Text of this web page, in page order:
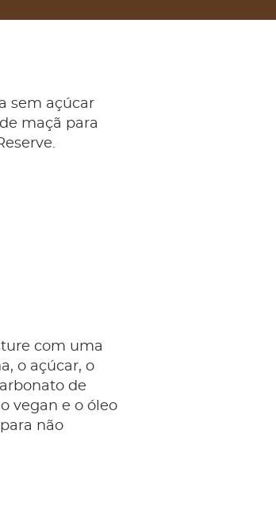
sem açúcar
maçã para
com uma
o açúcar, o
de
vegan e o óleo
não